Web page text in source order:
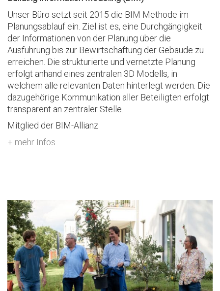
Unser Büro setzt seit 2015 die BIM Methode im
Planungsablauf ein. Ziel ist es, eine Durchgängigkeit
der Informationen von der Planung über die
Ausführung bis zur Bewirtschaftung der Gebäude zu
erreichen. Die strukturierte und vernetzte Planung
erfolgt anhand eines zentralen 3D Modells, in
welchem alle relevanten Daten hinterlegt werden. Die
dazugehörige Kommunikation aller Beteiligten erfolgt
transparent an zentraler Stelle.
Mitglied der BIM-Allianz
+ mehr Infos